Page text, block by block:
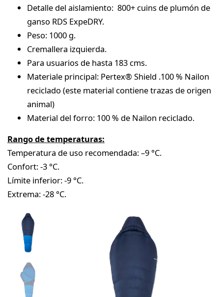
Detalle del aislamiento: 800+ cuins de plumón de
ganso RDS ExpeDRY.
Peso: 1000 g.
Cremallera izquierda.
Para usuarios de hasta 183 cms.
Materiale principal: Pertex® Shield .100 % Nailon
reciclado (este material contiene trazas de origen
animal)
Material del forro: 100 % de Nailon reciclado.
Rango de temperaturas:
Temperatura de uso recomendada: –9 °C.
Confort: -3 °C.
Límite inferior: -9 °C.
Extrema: -28 °C.